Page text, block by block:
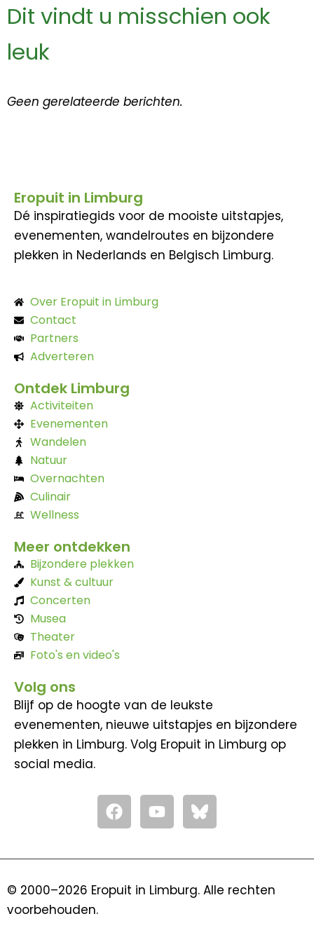
Dit vindt u misschien ook
leuk
Geen gerelateerde berichten.
Eropuit in Limburg
Dé inspiratiegids voor de mooiste uitstapjes,
evenementen, wandelroutes en bijzondere
plekken in Nederlands en Belgisch Limburg.
Over Eropuit in Limburg
Contact
Partners
Adverteren
Ontdek Limburg
Activiteiten
Evenementen
Wandelen
Natuur
Overnachten
Culinair
Wellness
Meer ontdekken
Bijzondere plekken
Kunst & cultuur
Concerten
Musea
Theater
Foto's en video's
Volg ons
Blijf op de hoogte van de leukste
evenementen, nieuwe uitstapjes en bijzondere
plekken in Limburg. Volg Eropuit in Limburg op
social media.
F
a
c
e
o
Y
o
u
t
b
© 2000–2026 Eropuit in Limburg. Alle rechten
voorbehouden.